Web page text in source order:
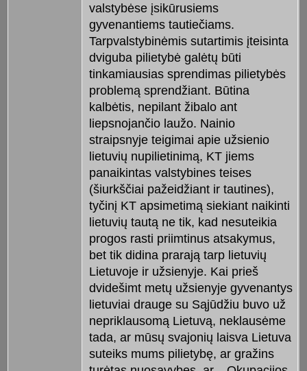
valstybėse įsikūrusiems
gyvenantiems tautiečiams.
Tarpvalstybinėmis sutartimis įteisinta
dviguba pilietybė galėtų būti
tinkamiausias sprendimas pilietybės
problemą sprendžiant. Būtina
kalbėtis, nepilant žibalo ant
liepsnojančio laužo. Nainio
straipsnyje teigimai apie užsienio
lietuvių nupilietinimą, KT jiems
panaikintas valstybines teises
(šiurkščiai pažeidžiant ir tautines),
tyčinį KT apsimetimą siekiant naikinti
lietuvių tautą ne tik, kad nesuteikia
progos rasti priimtinus atsakymus,
bet tik didina prarają tarp lietuvių
Lietuvoje ir užsienyje. Kai prieš
dvidešimt metų užsienyje gyvenantys
lietuviai drauge su Sąjūdžiu buvo už
nepriklausomą Lietuvą, neklausėme
tada, ar mūsų svajonių laisva Lietuva
suteiks mums pilietybę, ar gražins